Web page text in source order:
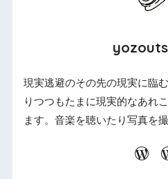
現実逃避のその先の現実に臨
りつつもたまに現実的なあれ
ます。音楽を聴いたり写真を